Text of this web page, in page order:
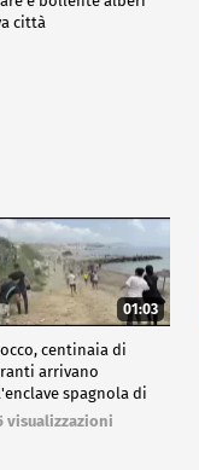
città
01:03
centinaia di
arrivano
spagnola di
visualizzazioni